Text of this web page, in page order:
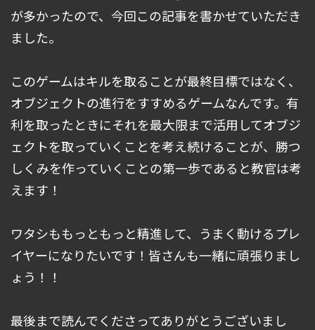
が多かったので、今回この記事を書かせていただき
ました。
このゲームはキルを取ることが最終目標ではなく、
オブジェクトの進行をすすめるゲームなんです。有
利を取ったときにそれを最大限まで活用してオブジ
ェクトを取っていくことを考え続けることが、勝つ
しくみを作っていくことの第一歩であると教官は考
えます！
ワタシももっともっと精進して、うまく動けるプレ
イヤーになりたいです！皆さんも一緒に頑張りまし
ょう！！
最後まで読んでくださってありがとうございまし